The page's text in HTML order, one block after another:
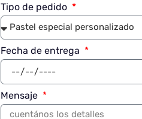
Tipo de pedido
Fecha de entrega
Mensaje